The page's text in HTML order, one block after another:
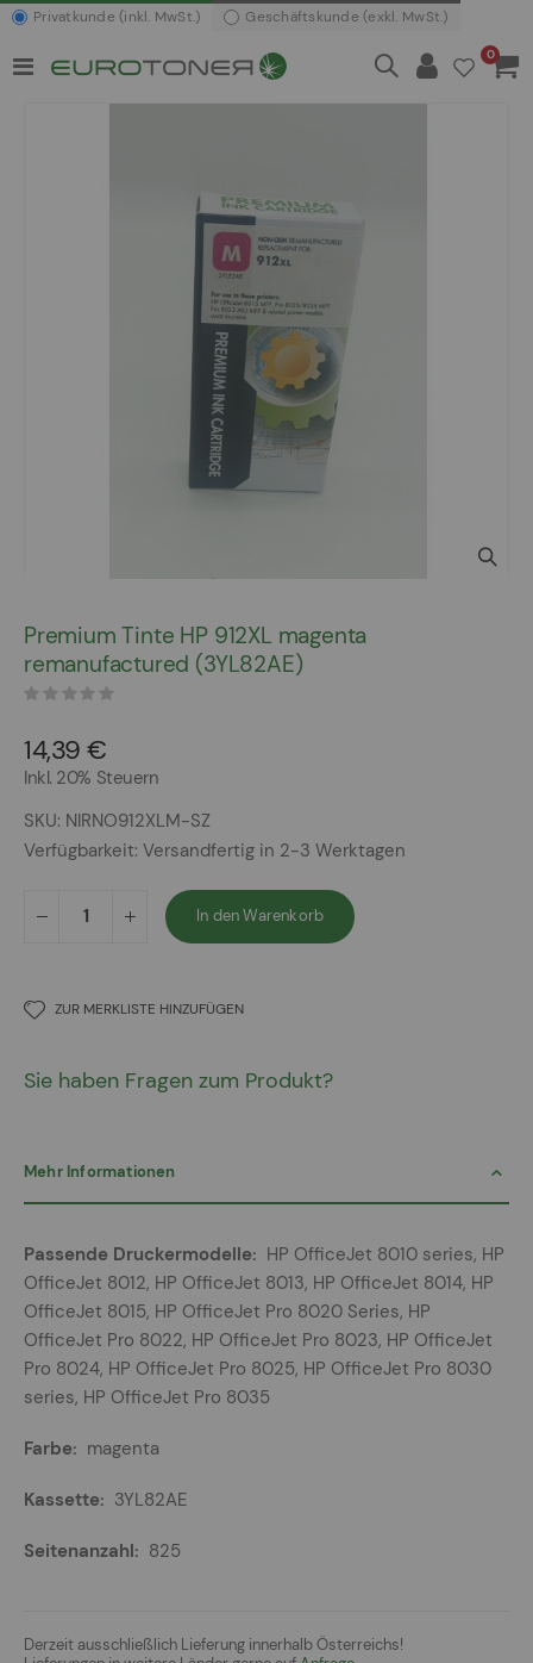
Privatkunde (inkl. MwSt.) Geschäftskunde (exkl. MwSt.)
Navigation
0Artikel
der
Bildergalerie
springen
Premium Tinte HP 912XL magenta
remanufactured (3YL82AE)
14,39 €
Inkl. 20% Steuern
SKU NIRNO912XLM-SZ
Verfügbarkeit: Versandfertig in 2-3 Werktagen
In den Warenkorb
ZUR MERKLISTE HINZUFÜGEN
Sie haben Fragen zum Produkt?
Mehr Informationen
Mehr
Informationen
HP OfficeJet 8010 series, HP
OfficeJet 8012, HP OfficeJet 8013, HP OfficeJet 8014, HP
OfficeJet 8015, HP OfficeJet Pro 8020 Series, HP
OfficeJet Pro 8022, HP OfficeJet Pro 8023, HP OfficeJet
Pro 8024, HP OfficeJet Pro 8025, HP OfficeJet Pro 8030
series, HP OfficeJet Pro 8035
magenta
3YL82AE
825
Derzeit ausschließlich Lieferung innerhalb Österreichs!